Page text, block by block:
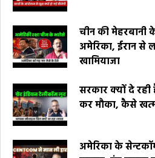
चीन की मेहरबानी
अमेरिका, ईरान से
खामियाजा
सरकार क्यों दे रही
कर मौका, कैसे
अमेरिका के